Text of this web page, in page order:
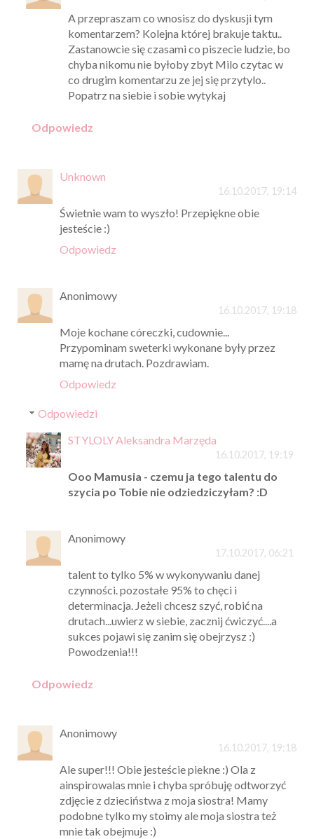
A przepraszam co wnosisz do dyskusji tym
komentarzem? Kolejna której brakuje taktu..
Zastanowcie się czasami co piszecie ludzie, bo
chyba nikomu nie byłoby zbyt Milo czytac w
co drugim komentarzu ze jej się przytylo..
Popatrz na siebie i sobie wytykaj
Odpowiedz
Unknown
16.10.2017, 19:14
Świetnie wam to wyszło! Przepiękne obie
jesteście :)
Odpowiedz
Anonimowy
16.10.2017, 19:18
Moje kochane córeczki, cudownie...
Przypominam sweterki wykonane były przez
mamę na drutach. Pozdrawiam.
Odpowiedz
Odpowiedzi
STYLOLY Aleksandra Marzęda
16.10.2017, 19:19
Ooo Mamusia - czemu ja tego talentu do
szycia po Tobie nie odziedziczyłam? :D
Anonimowy
17.10.2017, 06:21
talent to tylko 5% w wykonywaniu danej
czynności. pozostałe 95% to chęci i
determinacja. Jeżeli chcesz szyć, robić na
drutach...uwierz w siebie, zacznij ćwiczyć....a
sukces pojawi się zanim się obejrzysz :)
Powodzenia!!!
Odpowiedz
Anonimowy
16.10.2017, 19:18
Ale super!!! Obie jesteście piekne :) Ola z
ainspirowalas mnie i chyba spróbuję odtworzyć
zdjęcie z dzieciństwa z moja siostra! Mamy
podobne tylko my stoimy ale moja siostra też
mnie tak obejmuje :)